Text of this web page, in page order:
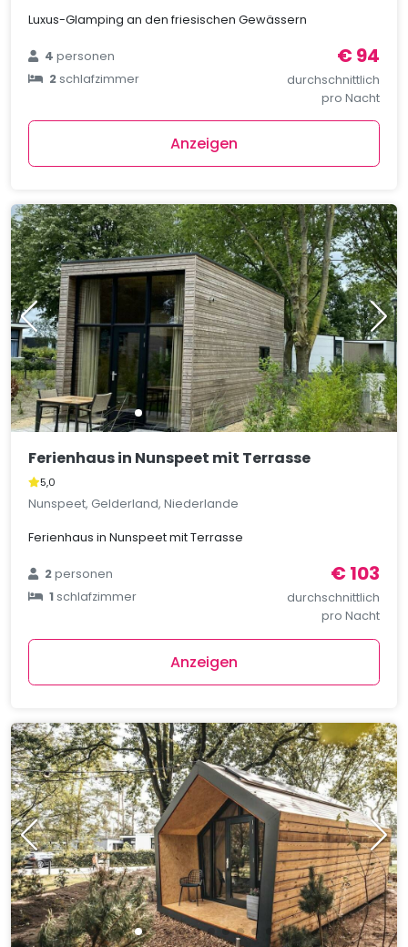
Luxus-Glamping an den friesischen Gewässern
4personen
2schlafzimmer
€ 94
durchschnittlich
pro Nacht
Anzeigen
Ferienhaus in Nunspeet mit Terrasse
5,0
Nunspeet, Gelderland, Niederlande
Ferienhaus in Nunspeet mit Terrasse
2personen
1schlafzimmer
€ 103
durchschnittlich
pro Nacht
Anzeigen